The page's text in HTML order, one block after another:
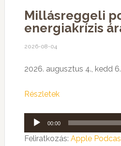
Millásreggeli
energiakrízis
2026-08-04
2026. augusztus 4., kedd
Részletek
Audió
lejátszó
00:00
Feliratkozás: Apple